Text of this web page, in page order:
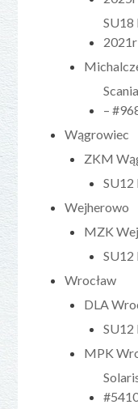
SU18
–
Wągrowiec
ZKM
Wejherowo
MZK
SU12
Wrocław
DLA
SU12
MPK